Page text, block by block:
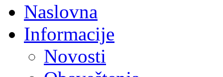
Naslovna
Informacije
Novosti